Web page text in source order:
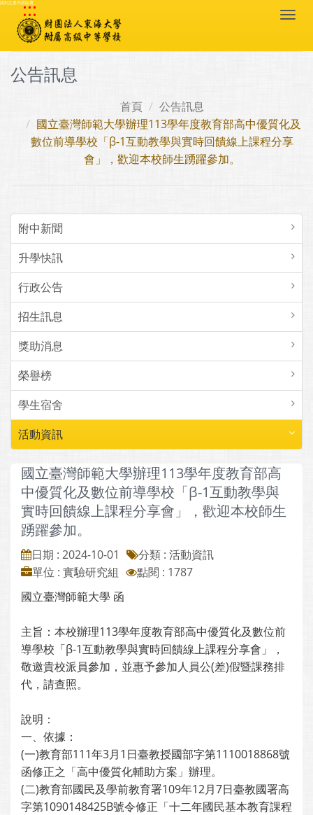
跳到主要內容區塊
:::
公告訊息
首頁
公告訊息
國立臺灣師範大學辦理113學年度教育部高中優質化及
數位前導學校「β-1互動教學與實時回饋線上課程分享
會」，歡迎本校師生踴躍參加。
附中新聞
升學快訊
行政公告
招生訊息
獎助消息
榮譽榜
學生宿舍
活動資訊
國立臺灣師範大學辦理113學年度教育部高
中優質化及數位前導學校「β-1互動教學與
實時回饋線上課程分享會」，歡迎本校師生
踴躍參加。
日期 : 2024-10-01
分類 : 活動資訊
單位 : 實驗研究組
點閱 : 1787
國立臺灣師範大學 函
主旨：本校辦理113學年度教育部高中優質化及數位前
導學校「β-1互動教學與實時回饋線上課程分享會」，
敬邀貴校派員參加，並惠予參加人員公(差)假暨課務排
代，請查照。
說明：
一、依據：
(一)教育部111年3月1日臺教授國部字第1110018868號
函修正之「高中優質化輔助方案」辦理。
(二)教育部國民及學前教育署109年12月7日臺教國署高
字第1090148425B號令修正「十二年國民基本教育課程